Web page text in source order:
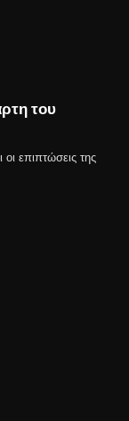
του
επιπτώσεις της